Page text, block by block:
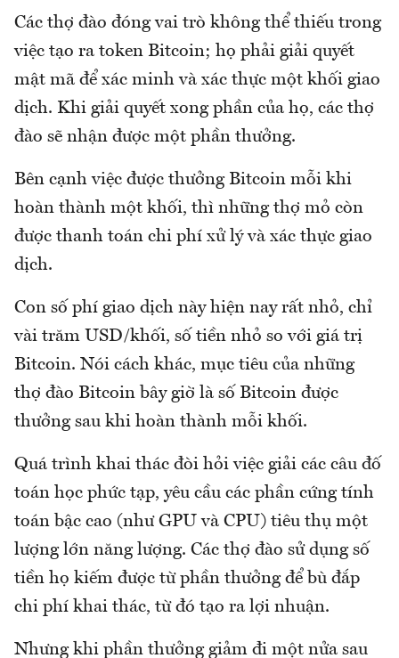
Các thợ đào đóng vai trò không thể thiếu trong
việc tạo ra token Bitcoin; họ phải giải quyết
mật mã để xác minh và xác thực một khối giao
dịch. Khi giải quyết xong phần của họ, các thợ
đào sẽ nhận được một phần thưởng.
Bên cạnh việc được thưởng Bitcoin mỗi khi
hoàn thành một khối, thì những thợ mỏ còn
được thanh toán chi phí xử lý và xác thực giao
dịch.
Con số phí giao dịch này hiện nay rất nhỏ, chỉ
vài trăm USD/khối, số tiền nhỏ so với giá trị
Bitcoin. Nói cách khác, mục tiêu của những
thợ đào Bitcoin bây giờ là số Bitcoin được
thưởng sau khi hoàn thành mỗi khối.
Quá trình khai thác đòi hỏi việc giải các câu đố
toán học phức tạp, yêu cầu các phần cứng tính
toán bậc cao (như GPU và CPU) tiêu thụ một
lượng lớn năng lượng. Các thợ đào sử dụng số
tiền họ kiếm được từ phần thưởng để bù đắp
chi phí khai thác, từ đó tạo ra lợi nhuận.
Nhưng khi phần thưởng giảm đi một nửa sau